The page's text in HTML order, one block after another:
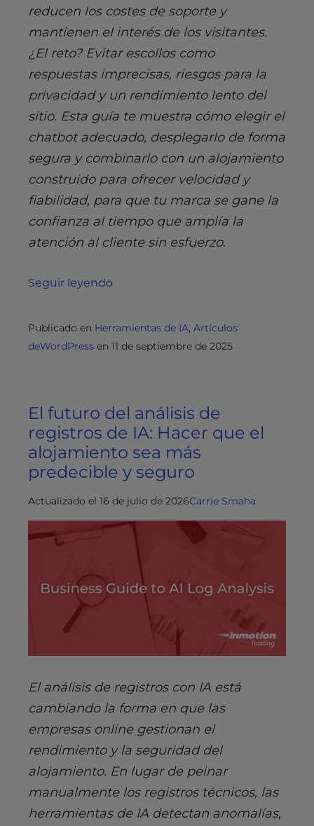
reducen los costes de soporte y
mantienen el interés de los visitantes.
¿El reto? Evitar escollos como
respuestas imprecisas, riesgos para la
privacidad y un rendimiento lento del
sitio. Esta guía te muestra cómo elegir el
chatbot adecuado, desplegarlo de forma
segura y combinarlo con un alojamiento
construido para ofrecer velocidad y
fiabilidad, para que tu marca se gane la
confianza al tiempo que amplía la
atención al cliente sin esfuerzo.
Seguir leyendo
Publicado en Herramientas de IA, Artículos
deWordPress en 11 de septiembre de 2025
El futuro del análisis de
registros de IA: Hacer que el
alojamiento sea más
predecible y seguro
Actualizado el 16 de julio de 2026Carrie Smaha
El análisis de registros con IA está
cambiando la forma en que las
empresas online gestionan el
rendimiento y la seguridad del
alojamiento. En lugar de peinar
manualmente los registros técnicos, las
herramientas de IA detectan anomalías,